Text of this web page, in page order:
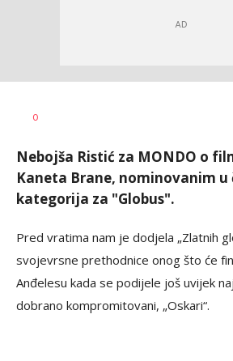
AUTOR
0
Nebojša Ristić za MONDO o
Kaneta Brane, nominovanim u
kategorija za "Globus".
Pred vratima nam je dodjela „Zlatnih
svojevrsne prethodnice onog što će
Anđelesu kada se podijele još uvijek
dobrano kompromitovani, „Oskari“.